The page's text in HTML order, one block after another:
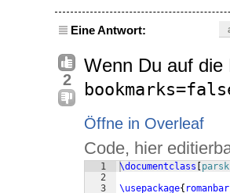
Eine Antwort:
2
Wenn Du auf die
Öffne in Overleaf
Code, hier
1
2
3
\documentclass
\usepackage{ romanbar